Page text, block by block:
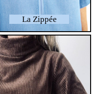
La Zippée